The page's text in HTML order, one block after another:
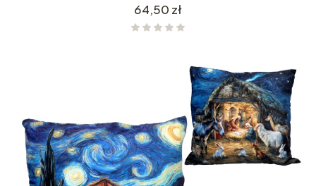
Cena
64,50 zł